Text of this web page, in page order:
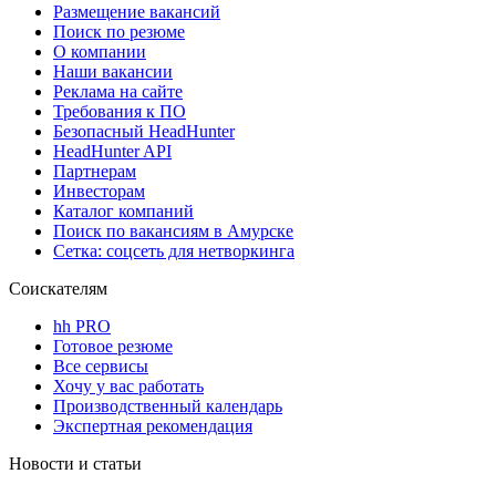
Размещение вакансий
Поиск по резюме
О компании
Наши вакансии
Реклама на сайте
Требования к ПО
Безопасный HeadHunter
HeadHunter API
Партнерам
Инвесторам
Каталог компаний
Поиск по вакансиям в Амурске
Сетка: соцсеть для нетворкинга
Соискателям
hh PRO
Готовое резюме
Все сервисы
Хочу у вас работать
Производственный календарь
Экспертная рекомендация
Новости и статьи